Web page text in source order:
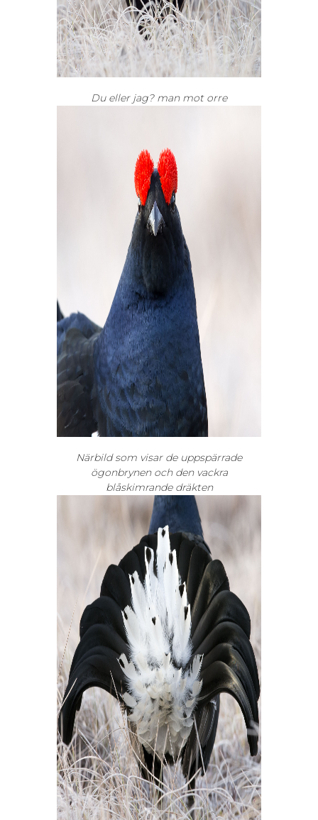
Du eller jag? man mot orre
Närbild som visar de uppspärrade
ögonbrynen och den vackra
blåskimrande dräkten